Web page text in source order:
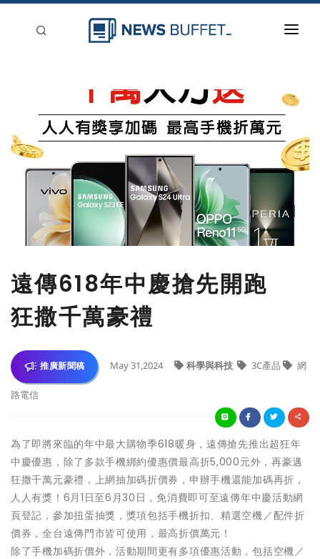
登入
遠傳618年中慶搶先開跑
狂撒千萬豪禮
推廣新聞稿 May 31,2024 科學與科技 3C產品 網
路電信
為了即將來臨的年中最大購物季618暖身，遠傳搶先推出超狂年
中慶優惠，除了多款手機綁約優惠價最高折5,000元外，再豪邁
狂撒千萬元豪禮，上網抽加碼折價券，申辦手機還能加碼再折，
人人有獎！6月1日至6月30日，免消費即可至遠傳年中慶活動網
頁登記，參加扭蛋抽獎，獎項包括手機折扣、精選空機／配件折
價券，全台遠傳門市皆可使用，最高折價萬元！
除了手機加碼折價外，活動期間更有多項優惠活動，包括空機／